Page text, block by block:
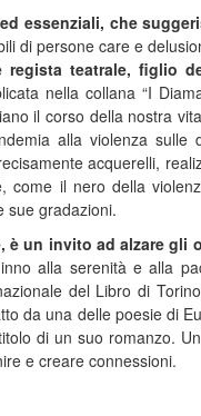
essenziali, che
di persone care e
regista teatrale, figlio
nella collana “I
il corso della nostra
alla violenza sulle
acquerelli,
il nero della
sue gradazioni.
è un invito ad alzare gli
alla serenità e alla
del Libro di
da una delle poesie di
di un suo romanzo.
e creare connessioni.